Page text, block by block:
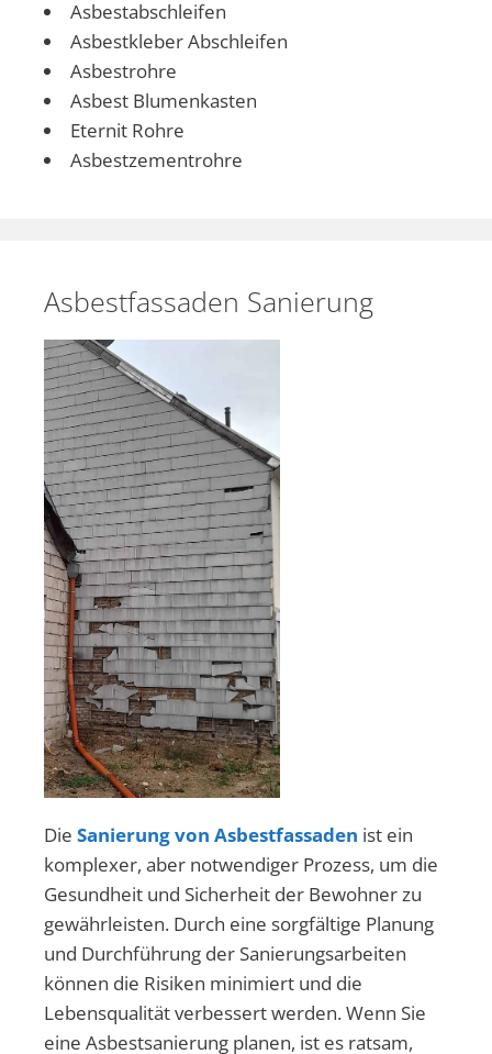
Asbestabschleifen
Asbestkleber Abschleifen
Asbestrohre
Asbest Blumenkasten
Eternit Rohre
Asbestzementrohre
Asbestfassaden Sanierung
Die Sanierung von Asbestfassaden ist ein
komplexer, aber notwendiger Prozess, um die
Gesundheit und Sicherheit der Bewohner zu
gewährleisten. Durch eine sorgfältige Planung
und Durchführung der Sanierungsarbeiten
können die Risiken minimiert und die
Lebensqualität verbessert werden. Wenn Sie
eine Asbestsanierung planen, ist es ratsam,